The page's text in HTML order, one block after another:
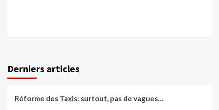
Derniers articles
Réforme des Taxis: surtout, pas de vagues…